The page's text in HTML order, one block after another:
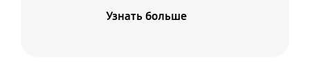
Узнать больше